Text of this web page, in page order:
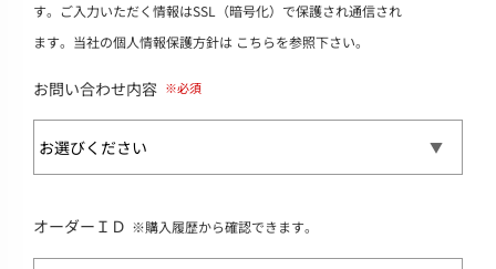
す。ご入力いただく情報はSSL（暗号化）で保護され通信され
ます。当社の個人情報保護方針は こちらを参照下さい。
お問い合わせ内容
オーダーＩＤ ※購入履歴から確認できます。